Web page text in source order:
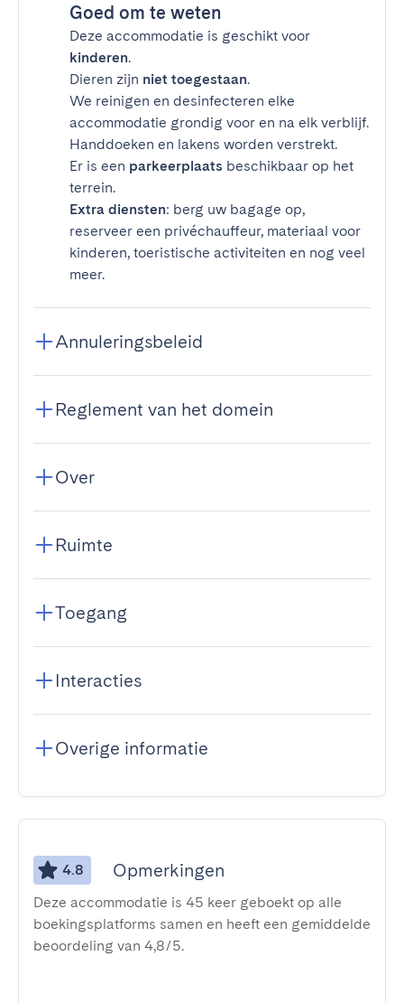
Goed om te weten
Deze accommodatie is geschikt voor
kinderen.
Dieren zijn niet toegestaan.
We reinigen en desinfecteren elke
accommodatie grondig voor en na elk verblijf.
Handdoeken en lakens worden verstrekt.
Er is een parkeerplaats beschikbaar op het
terrein.
Extra diensten: berg uw bagage op,
reserveer een privéchauffeur, materiaal voor
kinderen, toeristische activiteiten en nog veel
meer.
Annuleringsbeleid
Reglement van het domein
Over
Ruimte
Toegang
Interacties
Overige informatie
4.8 Opmerkingen
Deze accommodatie is 45 keer geboekt op alle
boekingsplatforms samen en heeft een gemiddelde
beoordeling van 4,8/5.